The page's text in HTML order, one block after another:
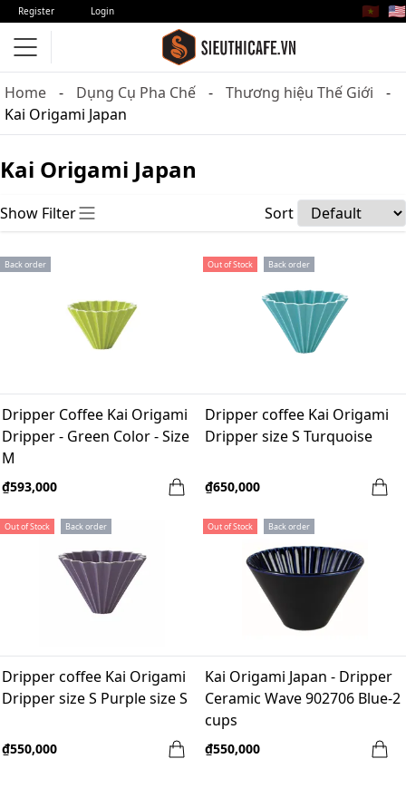
Register Login 🇻🇳 🇺🇸
Home Dụng Cụ Pha Chế
Thương hiệu Thế Giới
Kai Origami Japan
Kai Origami Japan
Show Filter Sort
Back order
Dripper Coffee Kai Origami
Dripper - Green Color - Size
M
₫593,000
Out of Stock Back order
Dripper coffee Kai Origami
Dripper size S Turquoise
₫650,000
Out of Stock Back order
Dripper coffee Kai Origami
Dripper size S Purple size S
₫550,000
Out of Stock Back order
Kai Origami Japan - Dripper
Ceramic Wave 902706 Blue-2
cups
₫550,000